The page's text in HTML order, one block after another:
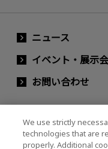
ニュース
イベント・展示
お問い合わせ
キオクシアホール
プ・IR情報）
We use strictly
technologies that are
properly. Additional